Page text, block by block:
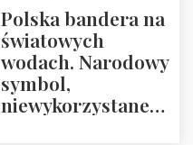
Zbigniew
Stawrowski
Polska bandera na
światowych
wodach. Narodowy
symbol,
niewykorzystane